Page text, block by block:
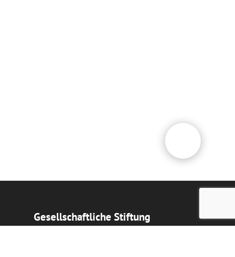
Gesellschaftliche Stiftung